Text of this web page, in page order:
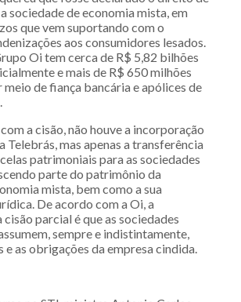
sociedade de economia mista, em
que vem suportando com o
aos consumidores lesados.
Oi tem cerca de R$ 5,82 bilhões
e mais de R$ 650 milhões
meio de fiança bancária e apólices de
a cisão, não houve a incorporação
Telebrás, mas apenas a transferência
patrimoniais para as sociedades
parte do patrimônio da
mista, bem como a sua
De acordo com a Oi, a
cisão parcial é que as sociedades
sempre e indistintamente,
as obrigações da empresa cindida.